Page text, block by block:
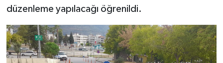
düzenleme yapılacağı öğrenildi.